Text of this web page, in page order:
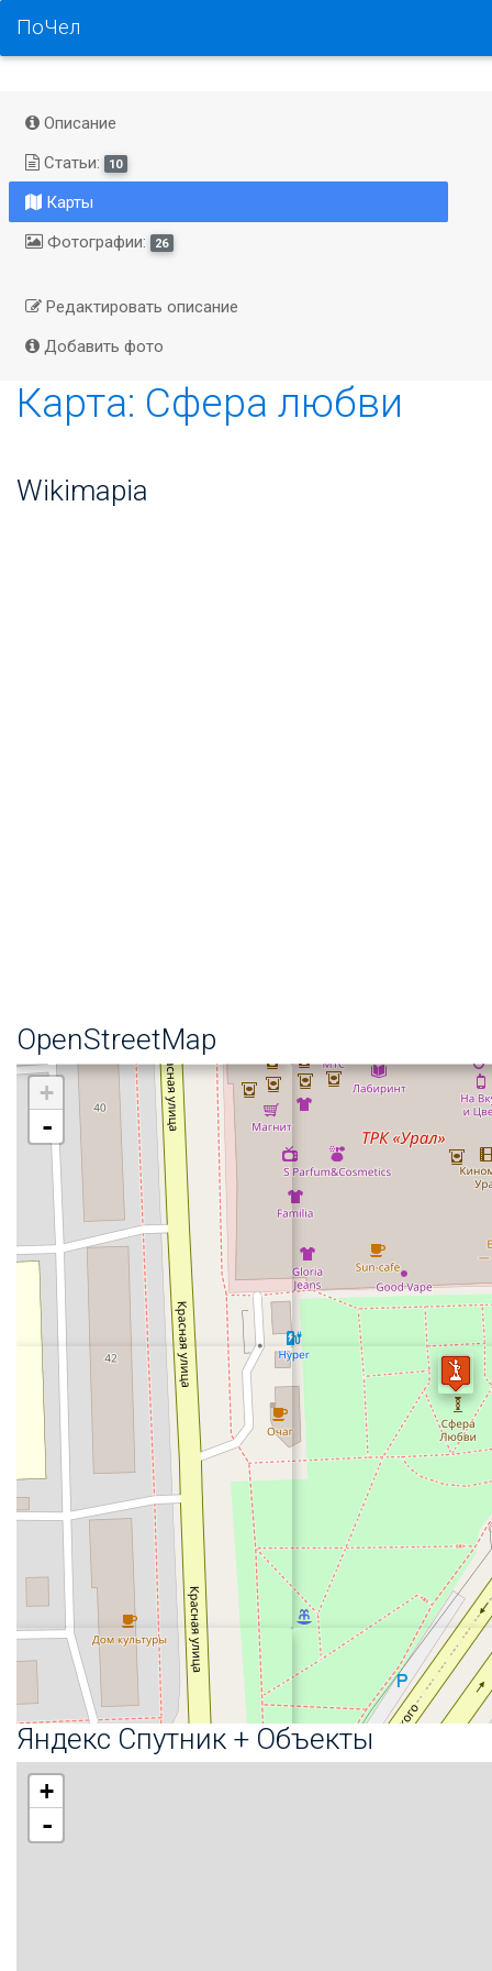
ПоЧел
Описание
Статьи:
10
Карты
Фотографии:
26
Редактировать описание
Добавить фото
Карта: Сфера любви
Wikimapia
OpenStreetMap
+
-
Яндекс Спутник + Объекты
+
-